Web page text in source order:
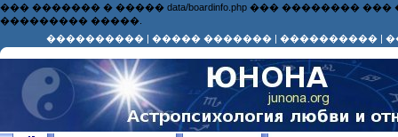
��� ������� � ����� data/boardinfo.php ���
��������� �����.
���������� | ����� ������� | ���������� |